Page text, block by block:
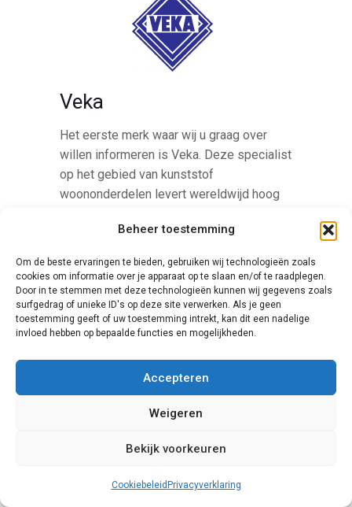
Beheer toestemming
Om de beste ervaringen te bieden, gebruiken wij technologieën zoals
cookies om informatie over je apparaat op te slaan en/of te raadplegen.
Door in te stemmen met deze technologieën kunnen wij gegevens zoals
surfgedrag of unieke ID's op deze site verwerken. Als je geen
toestemming geeft of uw toestemming intrekt, kan dit een nadelige
invloed hebben op bepaalde functies en mogelijkheden.
Accepteren
Weigeren
Bekijk voorkeuren
Cookiebeleid Privacyverklaring
Veka
Het eerste merk waar wij u graag over
willen informeren is Veka. Deze specialist
op het gebied van kunststof
woononderdelen levert wereldwijd hoog
aantrekkelijke prijs. Het bedrijf richt zich
beter milieu, onder andere door
recyclebare materialen en het duurzaam
maken van productieprocessen. Hun
schuifpuien hebben een hoge